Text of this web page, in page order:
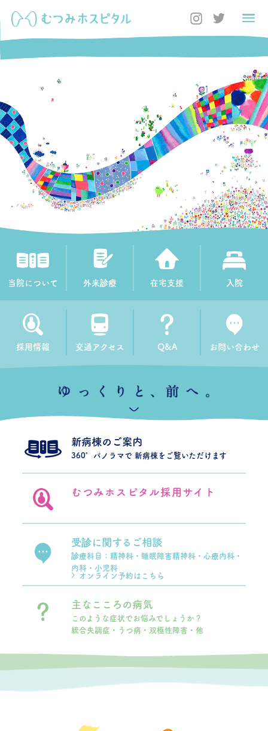
当院について 外来診療 在宅支援 入院
採用情報 交通アクセス Q&A お問い合わせ
新病棟のご案内
360°パノラマで 新病棟をご覧いただけます
むつみホスピタル採用サイト
受診に関するご相談
診療科目：精神科・睡眠障害精神科・心療内科・
内科・小児科
オンライン予約はこちら
主なこころの病気
このような症状でお悩みでしょうか？
統合失調症・うつ病・双極性障害・他